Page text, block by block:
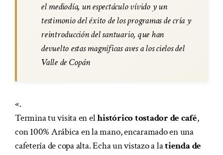
el mediodía, un espectáculo vívido y un
testimonio del éxito de los programas de cría y
reintroducción del santuario, que han
devuelto estas magníficas aves a los cielos del
Valle de Copán
«.
Termina tu visita en elhistórico tostador de café,
con 100% Arábica en la mano, encaramado en una
cafetería de copa alta. Echa un vistazo a latienda de